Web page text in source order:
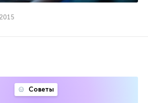
Советы